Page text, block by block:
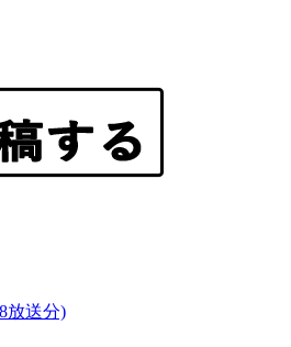
放送分)